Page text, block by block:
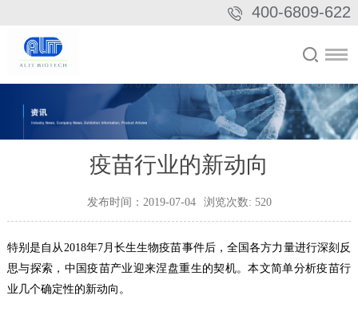
400-6809-622
疫苗行业的新动向
发布时间：2019-07-04 浏览次数: 520
特别是自从2018年7月长生生物疫苗事件后，全国各方力量进行深刻反
思与探索，中国疫苗产业迎来涅盘重生的契机。本文简单分析疫苗行
业几个确定性的新动向。